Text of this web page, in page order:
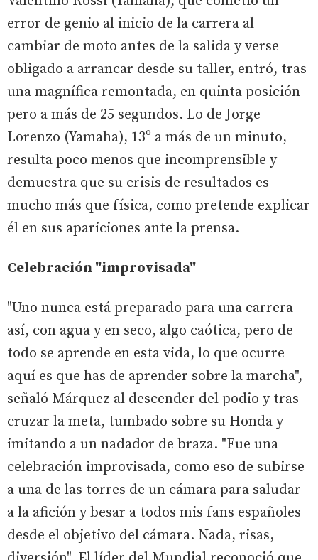
error de genio al inicio de la carrera al
cambiar de moto antes de la salida y verse
obligado a arrancar desde su taller, entró, tras
una magnífica remontada, en quinta posición
pero a más de 25 segundos. Lo de Jorge
Lorenzo (Yamaha), 13º a más de un minuto,
resulta poco menos que incomprensible y
demuestra que su crisis de resultados es
mucho más que física, como pretende explicar
él en sus apariciones ante la prensa.
Celebración "improvisada"
"Uno nunca está preparado para una carrera
así, con agua y en seco, algo caótica, pero de
todo se aprende en esta vida, lo que ocurre
aquí es que has de aprender sobre la marcha",
señaló Márquez al descender del podio y tras
cruzar la meta, tumbado sobre su Honda y
imitando a un nadador de braza. "Fue una
celebración improvisada, como eso de subirse
a una de las torres de un cámara para saludar
a la afición y besar a todos mis fans españoles
desde el objetivo del cámara. Nada, risas,